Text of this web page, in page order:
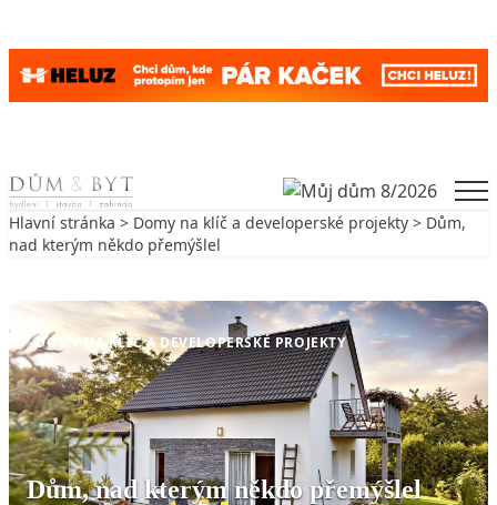
Skip to content
Hlavní stránka > Domy na klíč a developerské projekty > Dům,
nad kterým někdo přemýšlel
DOMY NA KLÍČ A DEVELOPERSKÉ PROJEKTY
Dům, nad kterým někdo přemýšlel